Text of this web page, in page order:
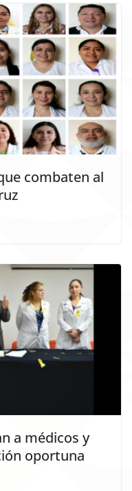
combaten al
a médicos y
oportuna